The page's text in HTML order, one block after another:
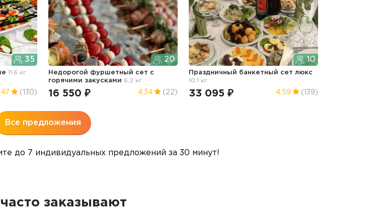
35
11.6 кг
(130)
20
Недорогой фуршетный сет с
горячими закусками 6.2 кг
16 550 ₽ 4.34 (22)
10
Праздничный банкетный сет люкс
10.1 кг
33 095 ₽ 4.59 (139)
Все предложения
до 7 индивидуальных предложений за 30 минут!
заказывают